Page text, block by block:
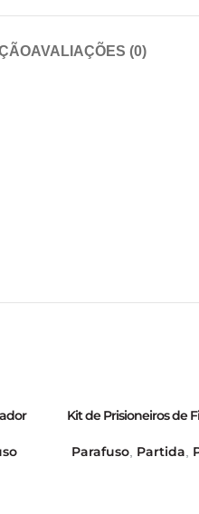
AVALIAÇÕES (0)
Kit de Prisioneiros de
Parafuso, Partida